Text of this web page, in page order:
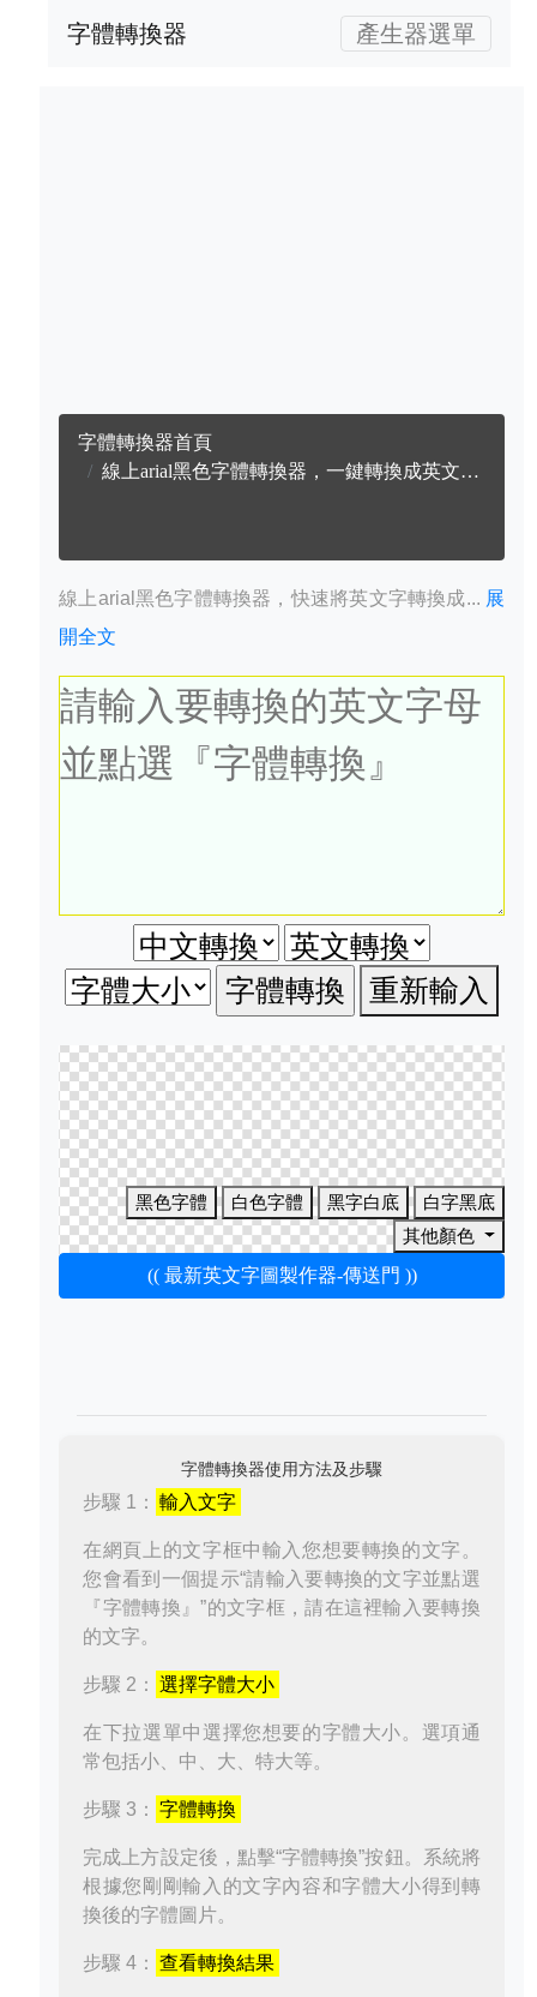
字體轉換器 產生器選單
字體轉換器首頁
線上arial黑色字體轉換器，一鍵轉換成英文arial黑色字體
線上arial黑色字體轉換器，快速將英文字轉換成... 展
開全文
重新輸入
黑色字體 白色字體 黑字白底
白字黑底
其他顏色
(( 最新英文字圖製作器-傳送門 ))
字體轉換器使用方法及步驟
步驟 1： 輸入文字
在網頁上的文字框中輸入您想要轉換的文字。
您會看到一個提示“請輸入要轉換的文字並點選
『字體轉換』”的文字框，請在這裡輸入要轉換
的文字。
步驟 2： 選擇字體大小
在下拉選單中選擇您想要的字體大小。選項通
常包括小、中、大、特大等。
步驟 3： 字體轉換
完成上方設定後，點擊“字體轉換”按鈕。系統將
根據您剛剛輸入的文字內容和字體大小得到轉
換後的字體圖片。
步驟 4： 查看轉換結果